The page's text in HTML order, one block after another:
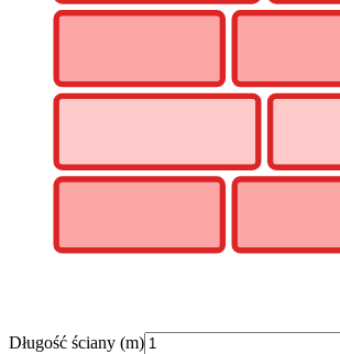
Długość ściany (m)